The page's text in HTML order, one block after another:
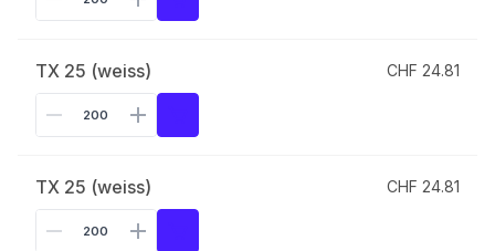
TX 25 (weiss) CHF 24.81
TX 25 (weiss) CHF 24.81